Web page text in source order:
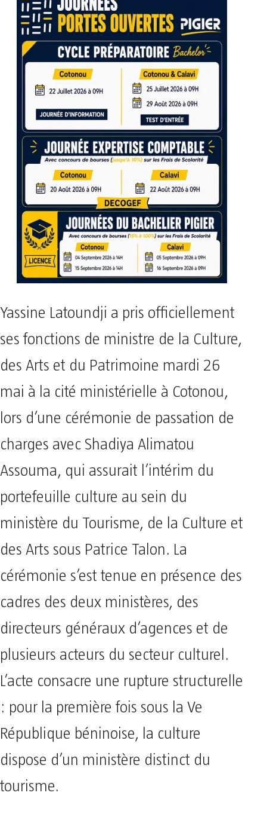
Yassine Latoundji a pris officiellement
ses fonctions de ministre de la Culture,
des Arts et du Patrimoine mardi 26
mai à la cité ministérielle à Cotonou,
lors d’une cérémonie de passation de
charges avec Shadiya Alimatou
Assouma, qui assurait l’intérim du
portefeuille culture au sein du
ministère du Tourisme, de la Culture et
des Arts sous Patrice Talon. La
cérémonie s’est tenue en présence des
cadres des deux ministères, des
directeurs généraux d’agences et de
plusieurs acteurs du secteur culturel.
L’acte consacre une rupture structurelle
: pour la première fois sous la Ve
République béninoise, la culture
dispose d’un ministère distinct du
tourisme.